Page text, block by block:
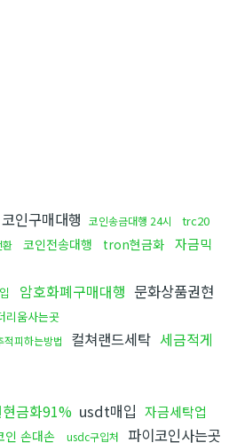
코인구매대행 코인송금대행 24시
trc20
환 코인전송대행 tron현금화 자금믹
암호화폐구매대행 문화상품권현
리움사는곳
적피하는방법 컬쳐랜드세탁 세금적게
금화91% usdt매입 자금세탁업
인 손대손 usdc구입처 파이코인사는곳